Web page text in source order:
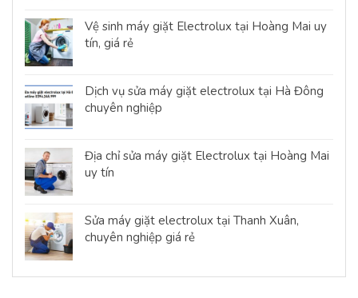
Vệ sinh máy giặt Electrolux tại Hoàng Mai uy
tín, giá rẻ
Dịch vụ sửa máy giặt electrolux tại Hà Đông
chuyên nghiệp
Địa chỉ sửa máy giặt Electrolux tại Hoàng Mai
uy tín
Sửa máy giặt electrolux tại Thanh Xuân,
chuyên nghiệp giá rẻ